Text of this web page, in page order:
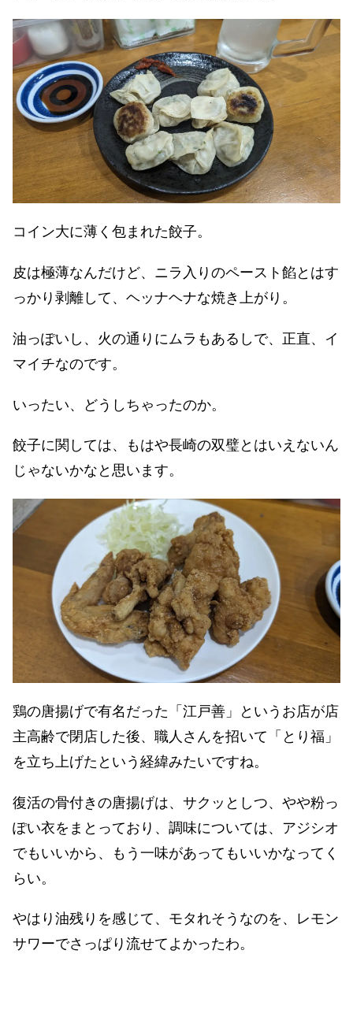
コイン大に薄く包まれた餃子。
皮は極薄なんだけど、ニラ入りのペースト餡とはす
っかり剥離して、ヘッナヘナな焼き上がり。
油っぽいし、火の通りにムラもあるしで、正直、イ
マイチなのです。
いったい、どうしちゃったのか。
餃子に関しては、もはや長崎の双璧とはいえないん
じゃないかなと思います。
鶏の唐揚げで有名だった「江戸善」というお店が店
主高齢で閉店した後、職人さんを招いて「とり福」
を立ち上げたという経緯みたいですね。
復活の骨付きの唐揚げは、サクッとしつ、やや粉っ
ぽい衣をまとっており、調味については、アジシオ
でもいいから、もう一味があってもいいかなってく
らい。
やはり油残りを感じて、モタれそうなのを、レモン
サワーでさっぱり流せてよかったわ。